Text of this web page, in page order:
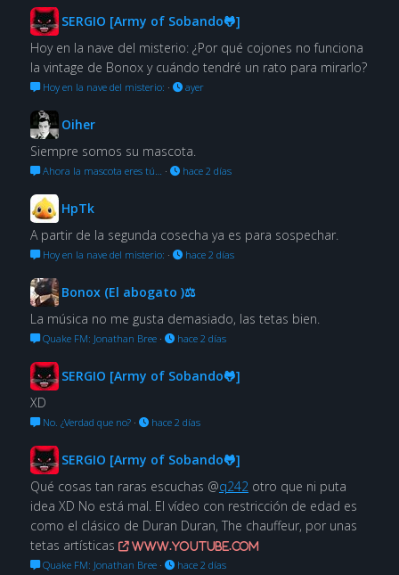
SERGIO [Army of Sobando🐸]
Hoy en la nave del misterio: ¿Por qué cojones no funciona
la vintage de Bonox y cuándo tendré un rato para mirarlo?
Hoy en la nave del misterio: · ayer
Oiher
Siempre somos su mascota.
Ahora la mascota eres tú… · hace 2 días
HpTk
A partir de la segunda cosecha ya es para sospechar.
Hoy en la nave del misterio: · hace 2 días
Bonox (El abogato )⚖
La música no me gusta demasiado, las tetas bien.
Quake FM: Jonathan Bree· hace 2 días
SERGIO [Army of Sobando🐸]
XD
No. ¿Verdad que no?· hace 2 días
SERGIO [Army of Sobando🐸]
Qué cosas tan raras escuchas @q242 otro que ni puta
idea XD No está mal. El vídeo con restricción de edad es
como el clásico de Duran Duran, The chauffeur, por unas
tetas artísticas
www.youtube.com
Quake FM: Jonathan Bree· hace 2 días